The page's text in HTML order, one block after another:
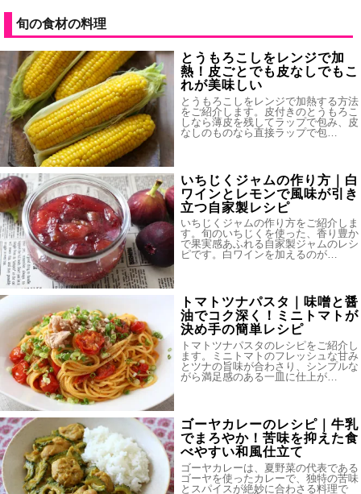
旬の食材の料理
とうもろこしをレンジで加
熱！皮ごとでも皮なしでもこ
れが美味しい
とうもろこしをレンジで加熱する方法
をご紹介します。皮付きのとうもろこ
しなら薄皮を残してラップで包み、皮
なしのものなら直接ラップで包…
いちじくジャムの作り方｜白
ワインとレモンで風味が引き
立つ自家製レシピ
いちじくジャムの作り方をご紹介しま
す。旬のいちじくを使った、香り豊か
で果実感あふれる自家製ジャムのレシ
ピです。白ワインを加えるのが…
トマトツナパスタ｜味噌と醤
油でコク深く！ミニトマトが
決め手の簡単レシピ
トマトツナパスタのレシピをご紹介し
ます。ミニトマトのフレッシュな甘み
とツナの旨味が合わさり、シンプルな
がら満足感のある一皿に仕上が…
ゴーヤカレーのレシピ｜牛乳
でまろやか！苦味を抑えた食
べやすい和風仕立て
ゴーヤカレーは、夏野菜の代表である
ゴーヤを使ったカレーで、独特の苦味
とスパイスが絶妙に合わさる料理で